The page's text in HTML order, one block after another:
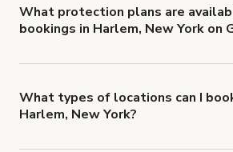
insurance with liability coverage of no
$1,000,000.
What protection plans are
bookings in Harlem, New York on
about Giggster's Damage Protection
What types of locations can I
Harlem, New York?